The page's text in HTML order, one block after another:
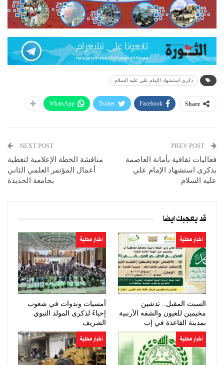
ذكرى استشهاد الإمام علي عليه السلام
Share
Facebook
Twitter
WhatsApp
فعاليات ثقافية بأمانة العاصمة
بذكرى استشهاد الإمام علي
عليه السلام
NEXT POST
مناقشة الخطة الإعلامية لتغطية
أعمال المؤتمر العلمي الثاني
بجامعة الحديدة
قد يعجبك ايضا
اخبار محلية
السبت المقبل.. تدشين
مخيمين للعيون والشفه الأرنبية
بمدينة القاعدة في إب
اخبار محلية
أمسيات وندوات في شعوب
إحياءً لذكرى المولد النبوي
الشريف
اخبار محلية اخبار محلية